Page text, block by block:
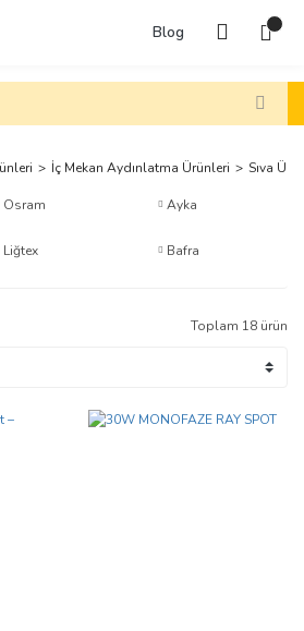
Blog
İç Mekan Aydınlatma Ürünleri Sıva
Osram Ayka
Liğtex Bafra
Toplam 18 ürün